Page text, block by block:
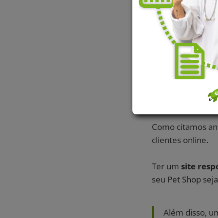
Além disso,
mercado e a
Esse outro
ou Site?
2. Atrai
Como citamos
clientes online.
Ter um site
seu Pet Shop
Além disso,